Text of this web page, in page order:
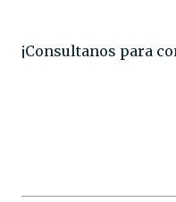
¡Consultanos para